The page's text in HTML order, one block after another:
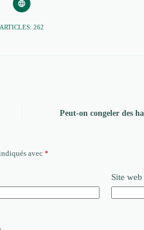
ARTICLES: 262
Peut-on congeler des
avec *
Site web